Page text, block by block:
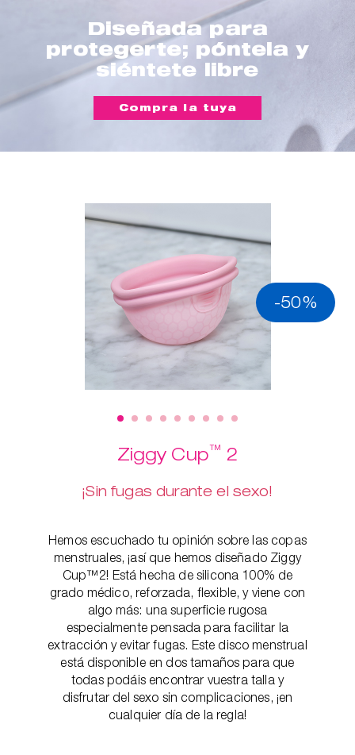
Diseñada para
protegerte; póntela y
siéntete libre
Compra la tuya
-50%
Ziggy Cup™ 2
¡Sin fugas durante el sexo!
Hemos escuchado tu opinión sobre las copas
menstruales, ¡así que hemos diseñado Ziggy
Cup™2! Está hecha de silicona 100% de
grado médico, reforzada, flexible, y viene con
algo más: una superficie rugosa
especialmente pensada para facilitar la
extracción y evitar fugas. Este disco menstrual
está disponible en dos tamaños para que
todas podáis encontrar vuestra talla y
disfrutar del sexo sin complicaciones, ¡en
cualquier día de la regla!